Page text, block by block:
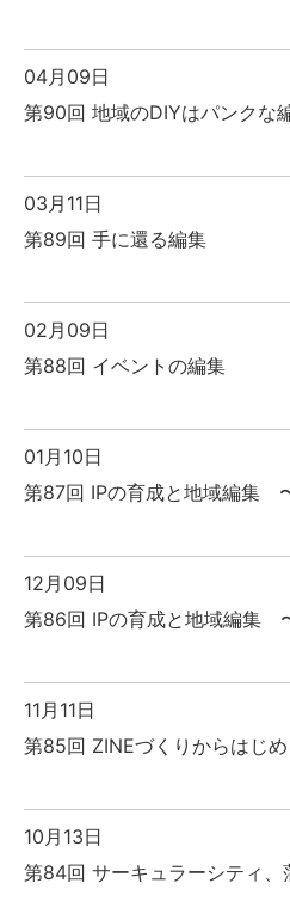
04月09日
第90回 地域のDIYはパンクな編
03月11日
第89回 手に還る編集
02月09日
第88回 イベントの編集
01月10日
第87回 IPの育成と地域編集
12月09日
第86回 IPの育成と地域編集
11月11日
第85回 ZINEづくりからはじ
10月13日
第84回 サーキュラーシティ、